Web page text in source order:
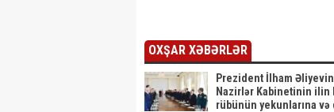
OXŞAR XƏBƏRLƏR
Prezident İlham
Nazirlər Kabinetinin ilin
rübünün yekunlarına və